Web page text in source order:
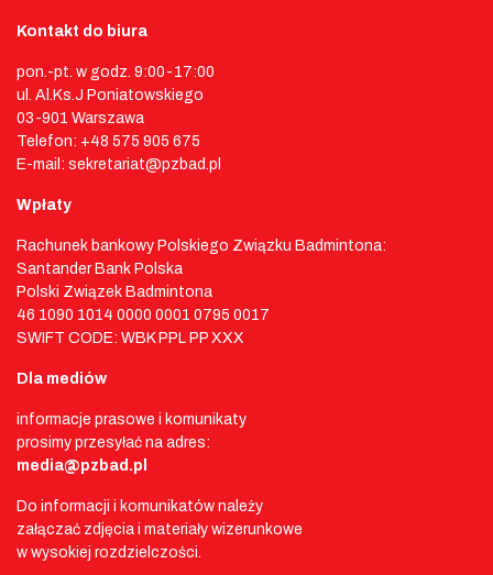
Kontakt do biura
pon.-pt. w godz. 9:00-17:00
ul. Al.Ks.J Poniatowskiego
03-901 Warszawa
Telefon: +48 575 905 675
E-mail: sekretariat@pzbad.pl
Wpłaty
Rachunek bankowy Polskiego Związku Badmintona:
Santander Bank Polska
Polski Związek Badmintona
46 1090 1014 0000 0001 0795 0017
SWIFT CODE: WBK PPL PP XXX
Dla mediów
informacje prasowe i komunikaty
prosimy przesyłać na adres:
media@pzbad.pl
Do informacji i komunikatów należy
załączać zdjęcia i materiały wizerunkowe
w wysokiej rozdzielczości.